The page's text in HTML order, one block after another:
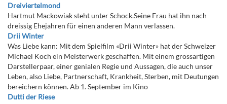
Dreiviertelmond
Hartmut Mackowiak steht unter Schock.Seine Frau hat ihn nach
dreissig Ehejahren für einen anderen Mann verlassen.
Drii Winter
Was Liebe kann: Mit dem Spielfilm «Drii Winter» hat der Schweizer
Michael Koch ein Meisterwerk geschaffen. Mit einem grossartigen
Darstellerpaar, einer genialen Regie und Aussagen, die auch unser
Leben, also Liebe, Partnerschaft, Krankheit, Sterben, mit Deutungen
bereichern können. Ab 1. September im Kino
Dutti der Riese